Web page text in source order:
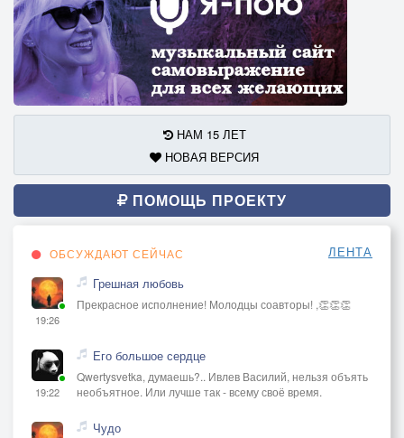
НАМ 15 ЛЕТ
НОВАЯ ВЕРСИЯ
ПОМОЩЬ ПРОЕКТУ
ОБСУЖДАЮТ СЕЙЧАС ЛЕНТА
19:26
Грешная любовь
Прекрасное исполнение! Молодцы соавторы! ,👏👏👏
19:22
Его большое сердце
Qwertysvetka, думаешь?.. Ивлев Василий, нельзя объять
необъятное. Или лучше так - всему своё время.
Чудо